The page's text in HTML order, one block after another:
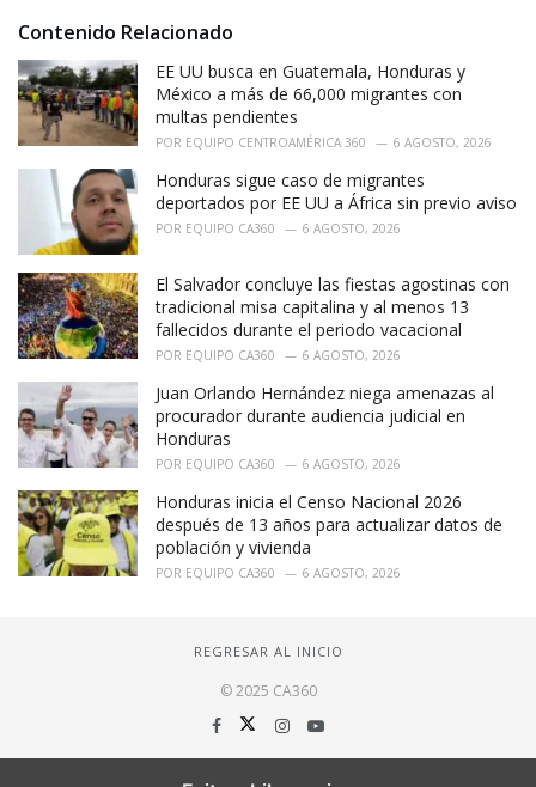
i
s
:
Contenido Relacionado
EE UU busca en Guatemala, Honduras y
México a más de 66,000 migrantes con
multas pendientes
POR EQUIPO CENTROAMÉRICA 360 6 AGOSTO, 2026
Honduras sigue caso de migrantes
deportados por EE UU a África sin previo aviso
POR EQUIPO CA360 6 AGOSTO, 2026
El Salvador concluye las fiestas agostinas con
tradicional misa capitalina y al menos 13
fallecidos durante el periodo vacacional
POR EQUIPO CA360 6 AGOSTO, 2026
Juan Orlando Hernández niega amenazas al
procurador durante audiencia judicial en
Honduras
POR EQUIPO CA360 6 AGOSTO, 2026
Honduras inicia el Censo Nacional 2026
después de 13 años para actualizar datos de
población y vivienda
POR EQUIPO CA360 6 AGOSTO, 2026
REGRESAR AL INICIO
© 2025 CA360